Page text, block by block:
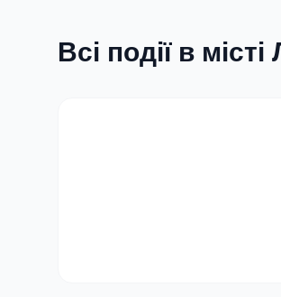
Всі події в місті